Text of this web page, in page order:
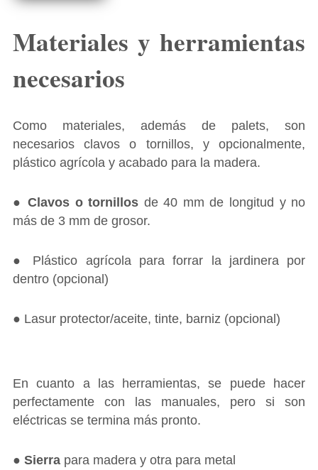
Materiales y herramientas
necesarios
Como materiales, además de palets, son
necesarios clavos o tornillos, y opcionalmente,
plástico agrícola y acabado para la madera.
●Clavos o tornillos de 40 mm de longitud y no
más de 3 mm de grosor.
● Plástico agrícola para forrar la jardinera por
dentro (opcional)
● Lasur protector/aceite, tinte, barniz (opcional)
En cuanto a las herramientas, se puede hacer
perfectamente con las manuales, pero si son
eléctricas se termina más pronto.
● Sierrapara madera y otra para metal